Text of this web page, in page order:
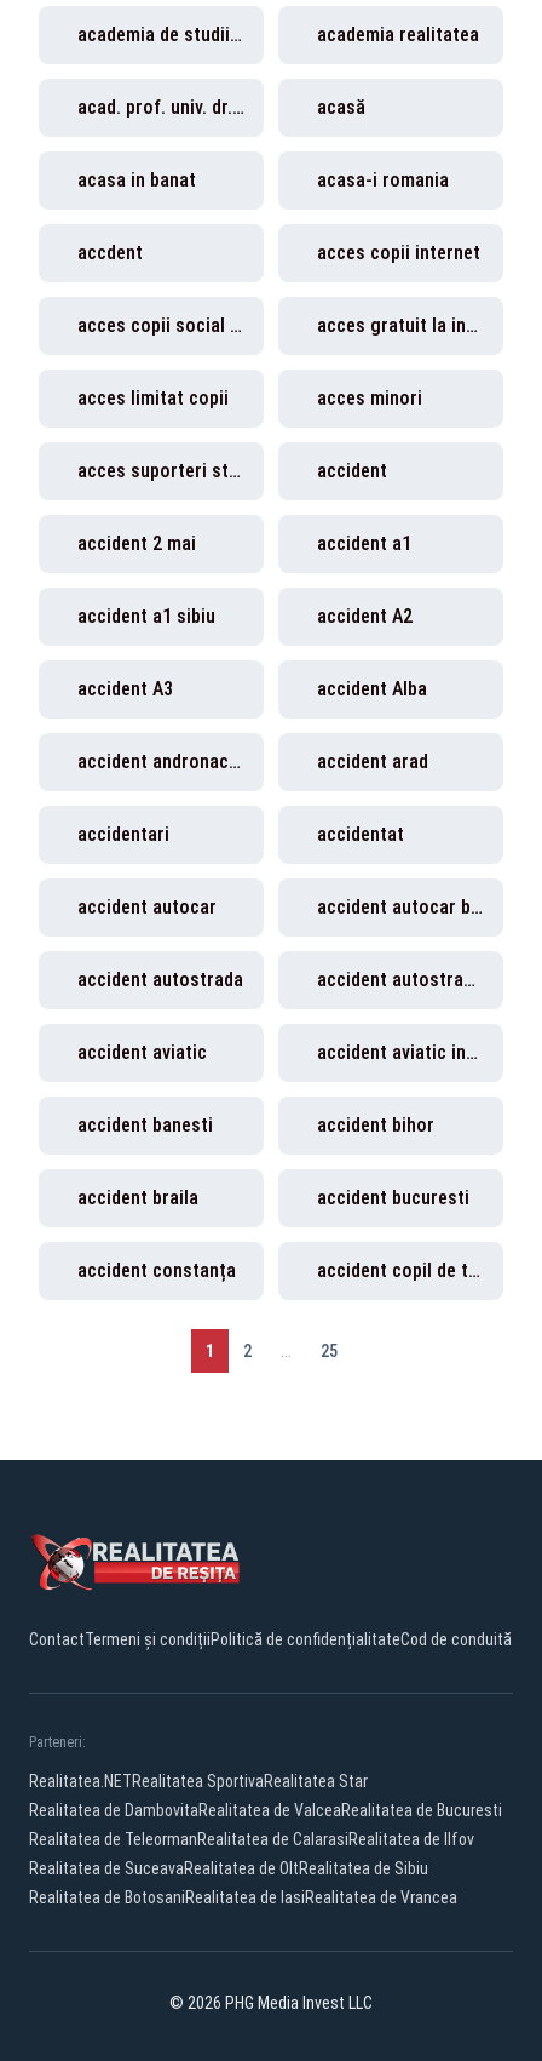
academia de studii economice academia realitatea
acad. prof. univ. dr. Horațiu Suciu acasă
acasa in banat acasa-i romania
accdent acces copii internet
acces copii social media acces gratuit la insituriile de cultura
acces limitat copii acces minori
acces suporteri stadion accident
accident 2 mai accident a1
accident a1 sibiu accident A2
accident A3 accident Alba
accident andronache accident arad
accidentari accidentat
accident autocar accident autocar braila
accident autostrada accident autostrada soarelui
accident aviatic accident aviatic india
accident banesti accident bihor
accident braila accident bucuresti
accident constanța accident copil de trei ani
1 2 25
ContactTermeni și condițiiPolitică de confidențialitateCod de conduită
Parteneri:
Realitatea.NETRealitatea SportivaRealitatea Star
Realitatea de DambovitaRealitatea de ValceaRealitatea de Bucuresti
Realitatea de TeleormanRealitatea de CalarasiRealitatea de Ilfov
Realitatea de SuceavaRealitatea de OltRealitatea de Sibiu
Realitatea de BotosaniRealitatea de IasiRealitatea de Vrancea
© 2026 PHG Media Invest LLC